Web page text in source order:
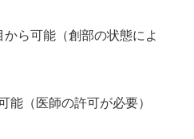
ら可能（創部の状態によ
能（医師の許可が必要）